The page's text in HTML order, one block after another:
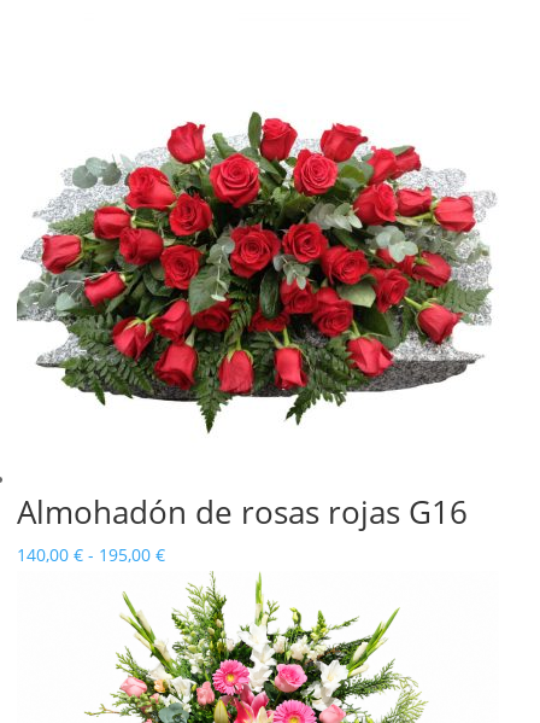
hasta
130,00 €
Almohadón de rosas rojas G16
140,00 € - 195,00 €Rango
precios:
desde
140,00 €
hasta